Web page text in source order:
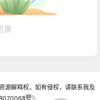
果
源解释权，如有侵权，请联系我及
号